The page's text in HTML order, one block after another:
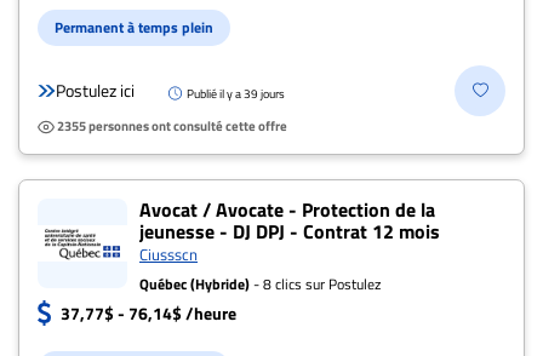
Permanent à temps plein
Postulez ici Publié il y a 39 jours
2355 personnes ont consulté cette offre
Avocat / Avocate - Protection de la
jeunesse - DJ DPJ - Contrat 12 mois
Ciussscn
Québec (Hybride)- 8 clics sur Postulez
37,77$ - 76,14$ /heure